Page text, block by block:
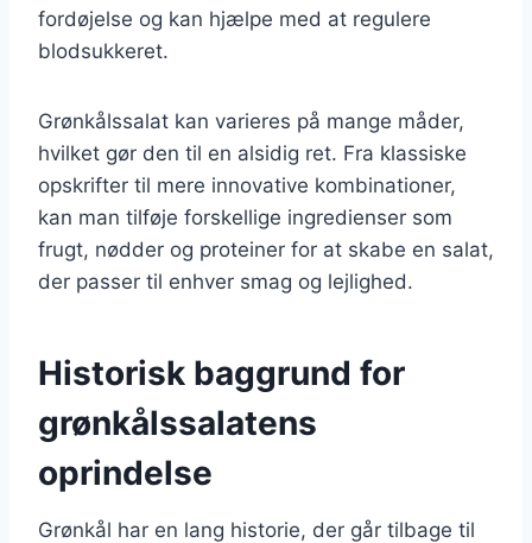
fordøjelse og kan hjælpe med at regulere
blodsukkeret.
Grønkålssalat kan varieres på mange måder,
hvilket gør den til en alsidig ret. Fra klassiske
opskrifter til mere innovative kombinationer,
kan man tilføje forskellige ingredienser som
frugt, nødder og proteiner for at skabe en salat,
der passer til enhver smag og lejlighed.
Historisk baggrund for
grønkålssalatens
oprindelse
Grønkål har en lang historie, der går tilbage til